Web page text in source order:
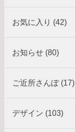
お気に入り (42)
お知らせ (80)
ご近所さんぽ (17)
デザイン (103)